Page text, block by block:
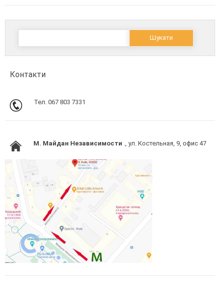
Пошук:
Контакти
Тел. 067 803 7331
M. Майдан Независимости ., ул. Костельная, 9, офис 47